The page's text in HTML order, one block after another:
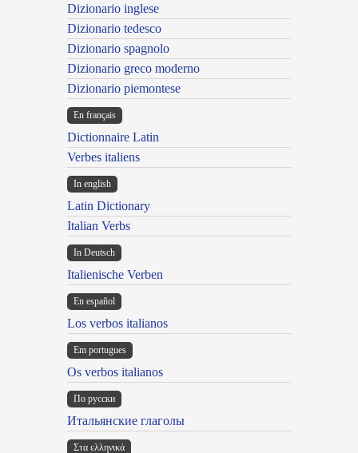
Dizionario inglese
Dizionario tedesco
Dizionario spagnolo
Dizionario greco moderno
Dizionario piemontese
En français
Dictionnaire Latin
Verbes italiens
In english
Latin Dictionary
Italian Verbs
In Deutsch
Italienische Verben
En español
Los verbos italianos
Em portugues
Os verbos italianos
По русски
Итальянские глаголы
Στα ελληνικά